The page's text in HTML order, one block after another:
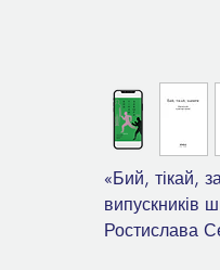
«Бий, тікай,
випускників
Ростислава